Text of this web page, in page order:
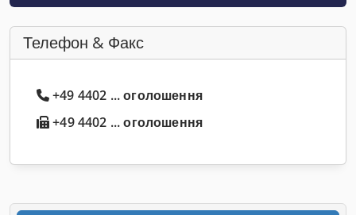
Телефон & Факс
+49 4402 ... оголошення
+49 4402 ... оголошення